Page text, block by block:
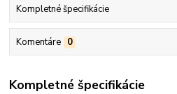
Kompletné špecifikácie
Komentáre 0
Kompletné špecifikácie